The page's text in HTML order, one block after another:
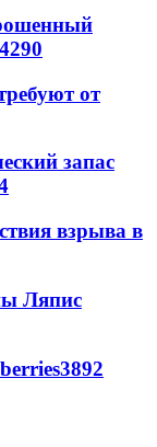
от
запас
взрыва в
Ляпис
3892